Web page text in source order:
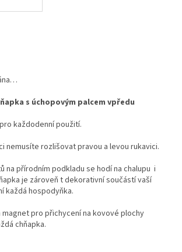
s úchopovým palcem vpředu
každodenní použití.
nemusíte rozlišovat pravou a levou rukavici.
na přírodním podkladu se hodí na chalupu i
je zároveň t dekorativní součástí vaší
každá hospodyňka.
magnet pro přichycení na kovové plochy
chňapka.